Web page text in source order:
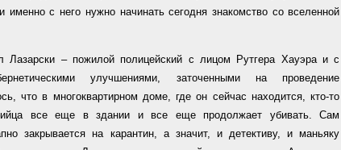
именно с него нужно начинать сегодня знакомство со вселенной
Лазарски – пожилой полицейский с лицом Рутгера Хауэра и с
улучшениями, заточенными на проведение
что в многоквартирном доме, где он сейчас находится, кто-то
все еще в здании и все еще продолжает убивать. Сам
закрывается на карантин, а значит, и детективу, и маньяку